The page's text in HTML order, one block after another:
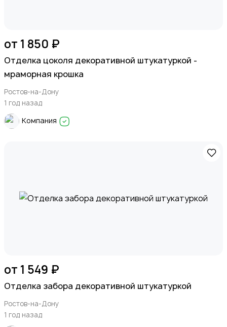
от 1 850 ₽
Отделка цоколя декоративной штукатуркой -
мраморная крошка
Ростов-на-Дону
1 год назад
Компания
от 1 549 ₽
Отделка забора декоративной штукатуркой
Ростов-на-Дону
1 год назад